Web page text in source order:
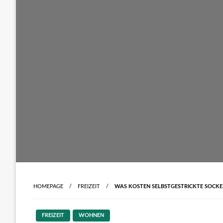
HOMEPAGE FREIZEIT WAS KOSTEN SELBSTGESTRICKTE
FREIZEIT WOHNEN